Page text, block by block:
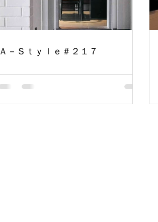
Ａ－Ｓｔｙｌｅ＃２１７